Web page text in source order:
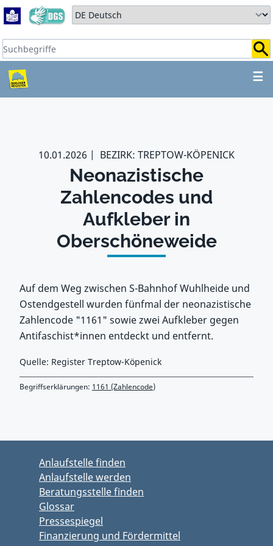
Zum Hauptbereich springen
Zum Hauptmenü springen
Sprache auswählen:
Suchbegriffe:
☰
ZUM HAUPTBEREICH
10.01.2026 BEZIRK: TREPTOW-KÖPENICK
Neonazistische
Zahlencodes und
Aufkleber in
Oberschöneweide
Auf dem Weg zwischen S-Bahnhof Wuhlheide und
Ostendgestell wurden fünfmal der neonazistische
Zahlencode "1161" sowie zwei Aufkleber gegen
Antifaschist*innen entdeckt und entfernt.
Quelle: Register Treptow-Köpenick
Begriffserklärungen: 1161 (Zahlencode)
Anlaufstelle finden
Anlaufstelle werden
Beratungsstelle finden
Glossar
Pressespiegel
Finanzierung und Fördermittel